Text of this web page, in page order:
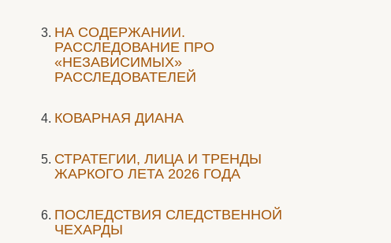
НА СОДЕРЖАНИИ.
РАССЛЕДОВАНИЕ ПРО
«НЕЗАВИСИМЫХ»
РАССЛЕДОВАТЕЛЕЙ
КОВАРНАЯ ДИАНА
СТРАТЕГИИ, ЛИЦА И ТРЕНДЫ
ЖАРКОГО ЛЕТА 2026 ГОДА
ПОСЛЕДСТВИЯ СЛЕДСТВЕННОЙ
ЧЕХАРДЫ